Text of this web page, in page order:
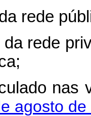
rede
rede
agosto